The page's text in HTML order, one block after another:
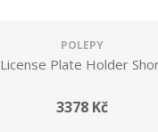
POLEPY
License Plate Holder
3378 Kč